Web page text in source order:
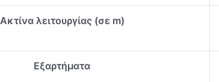
Ακτίνα λειτουργίας (σε m)
Εξαρτήματα